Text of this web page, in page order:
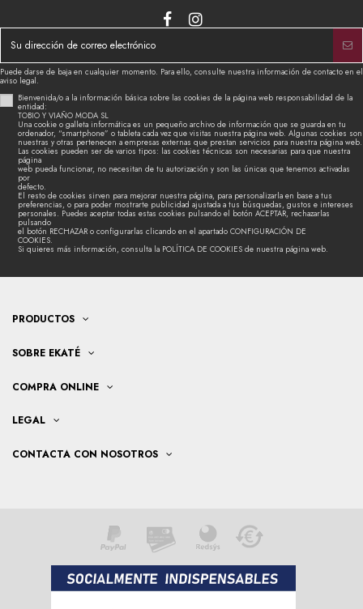
Puede darse de baja en cualquier momento. Para ello, consulte nuestra información de contacto en el
aviso legal.
Bienvenida/o a la información básica sobre las cookies de la página web responsabilidad de la
entidad:
TOBIO Y VIAÑO MODA SL
Una cookie o galleta informática es un pequeño archivo de información que se guarda en tu
ordenador, “smartphone” o tableta cada vez que visitas nuestra página web. Algunas cookies son
nuestras y otras pertenecen a empresas externas que prestan servicios para nuestra página web.
Las cookies pueden ser de varios tipos: las cookies técnicas son necesarias para que nuestra
página
web pueda funcionar, no necesitan de tu autorización y son las únicas que tenemos activadas
por
defecto.
El resto de cookies sirven para mejorar nuestra página, para personalizarla en base a tus
preferencias, o para poder mostrarte publicidad ajustada a tus búsquedas, gustos e intereses
personales. Puedes aceptar todas estas cookies pulsando el botón ACEPTAR, rechazarlas
pulsando
el botón RECHAZAR o configurarlas clicando en el apartado CONFIGURACIÓN DE
COOKIES.
Si quieres más información, consulta la POLÍTICA DE COOKIES de nuestra página web.
PRODUCTOS
SOBRE EKATÉ
COMPRA ONLINE
LEGAL
CONTACTA CON NOSOTROS